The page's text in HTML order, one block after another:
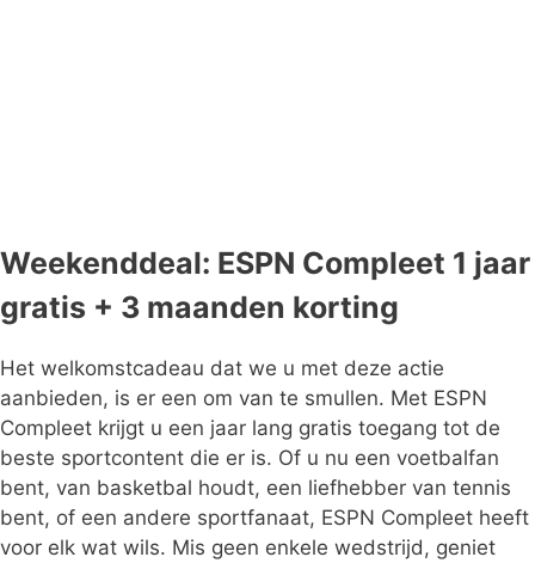
Weekenddeal: ESPN Compleet 1 jaar
gratis + 3 maanden korting
Het welkomstcadeau dat we u met deze actie
aanbieden, is er een om van te smullen. Met ESPN
Compleet krijgt u een jaar lang gratis toegang tot de
beste sportcontent die er is. Of u nu een voetbalfan
bent, van basketbal houdt, een liefhebber van tennis
bent, of een andere sportfanaat, ESPN Compleet heeft
voor elk wat wils. Mis geen enkele wedstrijd, geniet